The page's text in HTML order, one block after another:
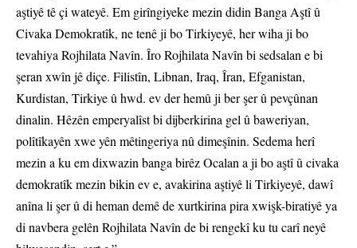
aştiyê tê çi wateyê. Em girîngiyeke mezin didin Banga Aştî û
Civaka Demokratîk, ne tenê ji bo Tirkiyeyê, her wiha ji bo
tevahiya Rojhilata Navîn. Îro Rojhilata Navîn bi sedsalan e bi
şeran xwîn jê diçe. Filistîn, Libnan, Iraq, Îran, Efganistan,
Kurdistan, Tirkiye û hwd. ev der hemû ji ber şer û pevçûnan
dinalin. Hêzên emperyalîst bi dijberkirina gel û baweriyan,
polîtîkayên xwe yên mêtingeriya nû dimeşînin. Sedema herî
mezin a ku em dixwazin banga birêz Ocalan a ji bo aştî û civaka
demokratîk mezin bikin ev e, avakirina aştiyê li Tirkiyeyê, dawî
anîna li şer û di heman demê de xurtkirina pira xwişk-biratiyê ya
di navbera gelên Rojhilata Navîn de bi rengekî ku tu carî neyê